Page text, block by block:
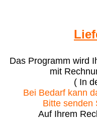
Das Programm wird
mit
( In
Bei Bedarf kann
Bitte senden
Auf Ihrem